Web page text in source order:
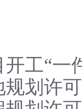
工“一
规划许